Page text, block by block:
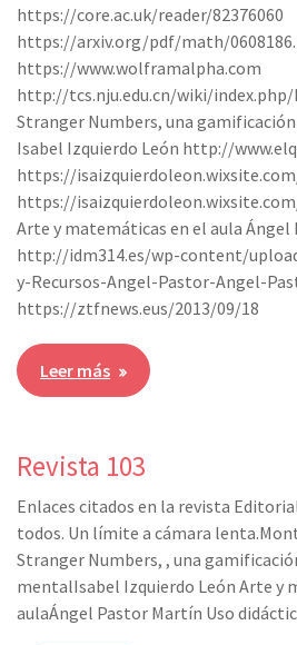
https://core.ac.uk/reader/82376060
https://arxiv.org/pdf/math/
https://www.wolframalpha.com
http://tcs.nju.edu.cn/wiki/
Stranger Numbers, una
Isabel Izquierdo León http://
https://
https://
Arte y matemáticas en el aula
http://idm314.es/wp-content/
y-Recursos-Angel-Pastor-Angel-
https://ztfnews.eus/2013/09/18
Leer más
Revista 103
Enlaces citados en la revista
todos. Un límite a cámara
Stranger Numbers, , una
mentalIsabel Izquierdo León Arte y
aulaÁngel Pastor Martín Uso